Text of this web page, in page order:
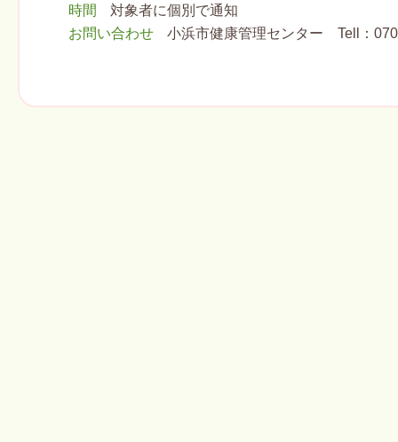
時間
対象者に個別で通知
お問い合わせ
小浜市健康管理センター Tell：